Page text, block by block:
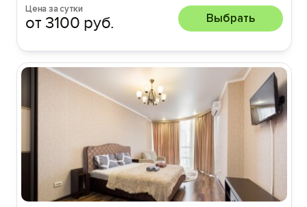
Цена за сутки
от 3100 руб. Выбрать